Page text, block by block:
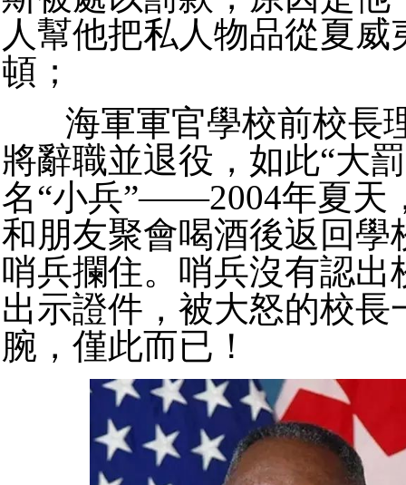
人幫他把私人物品從夏威
頓 ；
海軍軍官學校前校長
將辭職並退役，如此“大
名“小兵”——2004年夏天
和朋友聚會喝酒後返回學
哨兵攔住。 哨兵沒有認出
出示證件，被大怒的校長
腕 ，僅此而已！